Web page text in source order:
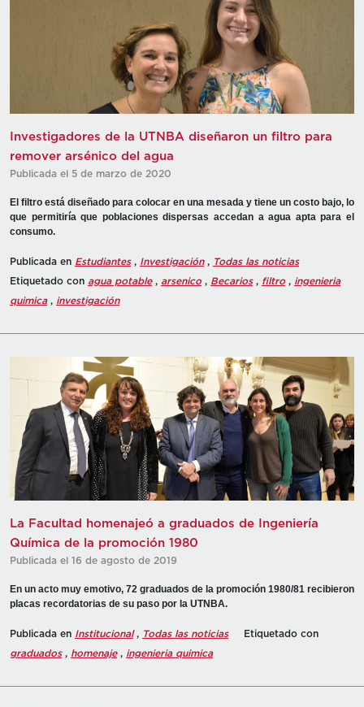
Investigadores de la UTNBA diseñaron un filtro para
remover arsénico del agua
Publicada el 5 de marzo de 2020
El filtro está diseñado para colocar en una mesada y tiene un costo bajo, lo
que permitiría que poblaciones dispersas accedan a agua apta para el
consumo.
Publicada en Estudiantes, Investigación, Todas las noticias
Etiquetado con agua potable, arsenico, Becarios, filtro, ingenieria
quimica, investigación
La Facultad homenajeó a graduados de Ingeniería
Química de la promoción 1980
Publicada el 16 de agosto de 2019
En un acto muy emotivo, 72 graduados de la promoción 1980/81 recibieron
placas recordatorias de su paso por la UTNBA.
Publicada en Institucional, Todas las noticias
Etiquetado con
graduados, homenaje, ingenieria quimica